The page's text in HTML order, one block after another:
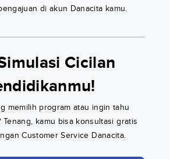
di akun Danacita kamu.
Cicilan
memilih program atau ingin tahu
Tenang, kamu bisa konsultasi gratis
Customer Service Danacita.